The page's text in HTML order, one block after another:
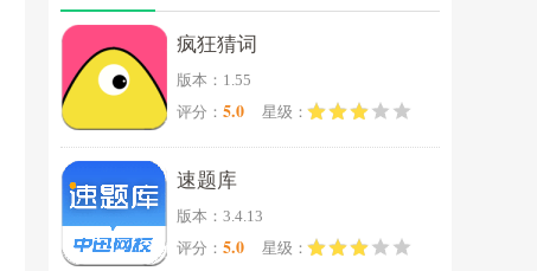
疯狂猜词
版本：1.55
评分： 5.0 星级：
速题库
版本：3.4.13
评分： 5.0 星级：